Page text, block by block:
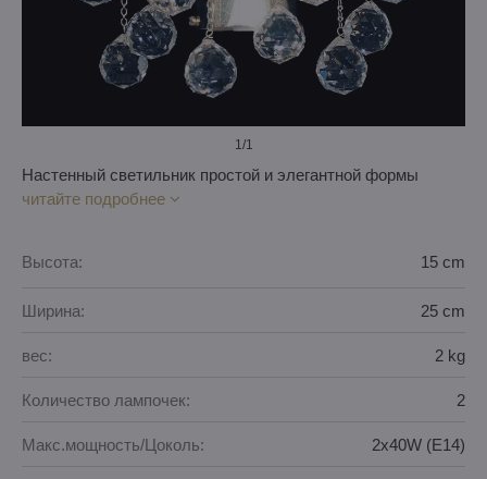
1/1
Настенный светильник простой и элегантной формы
читайте подробнее
Высота: 15 cm
Ширина: 25 cm
вес: 2 kg
Количество лампочек: 2
Макс.мощность/Цоколь: 2x40W (E14)